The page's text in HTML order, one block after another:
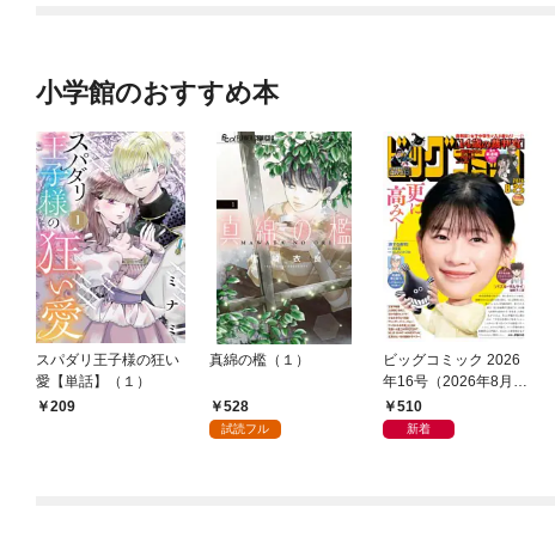
小学館のおすすめ本
スパダリ王子様の狂い
愛【単話】（１）
209
真綿の檻（１）
528
試読フル
ビッグコミック 2026
年16号（2026年8月7
日発売）
510
新着